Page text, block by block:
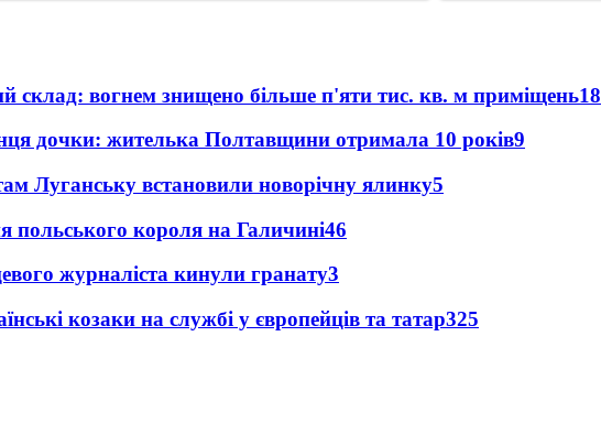
склад: вогнем знищено більше п'яти тис. кв. м приміщень18
дочки: жителька Полтавщини отримала 10 років9
Луганську встановили новорічну ялинку5
польського короля на Галичині46
журналіста кинули гранату3
козаки на службі у європейців та татар325